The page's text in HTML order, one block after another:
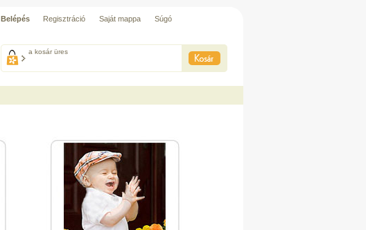
Belépés Regisztráció Saját mappa
Súgó
a kosár üres